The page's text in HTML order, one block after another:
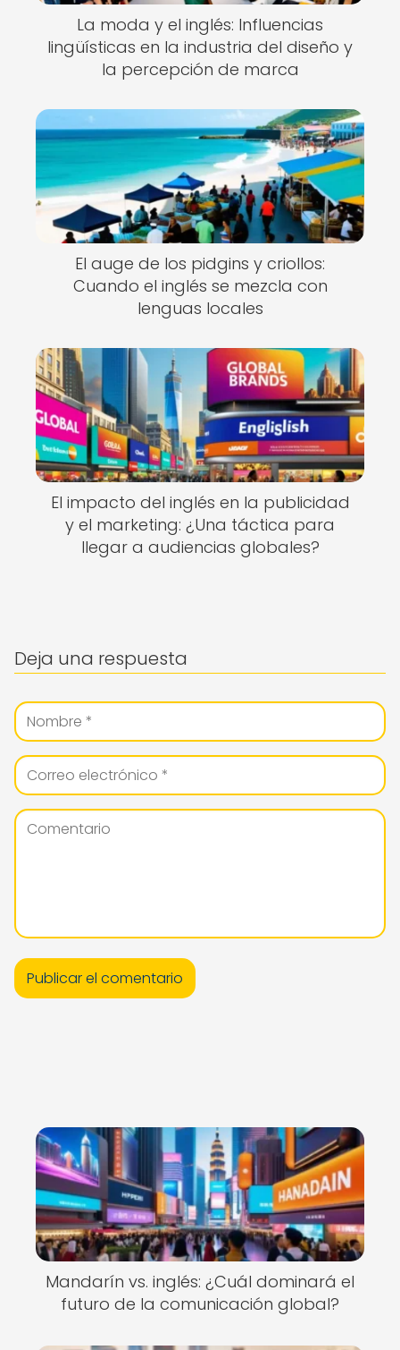
La moda y el inglés: Influencias
lingüísticas en la industria del diseño y
la percepción de marca
El auge de los pidgins y criollos:
Cuando el inglés se mezcla con
lenguas locales
El impacto del inglés en la publicidad
y el marketing: ¿Una táctica para
llegar a audiencias globales?
Deja una respuesta
Mandarín vs. inglés: ¿Cuál dominará el
futuro de la comunicación global?